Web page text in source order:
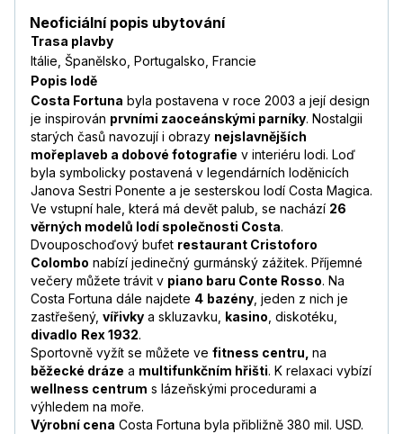
Neoficiální popis ubytování
Trasa plavby
Itálie, Španělsko, Portugalsko, Francie
Popis lodě
Costa Fortuna byla postavena v roce 2003 a její design
je inspirován prvními zaoceánskými parníky. Nostalgii
starých časů navozují i obrazy nejslavnějších
mořeplaveb a dobové fotografie v interiéru lodi. Loď
byla symbolicky postavená v legendárních loděnicích
Janova Sestri Ponente a je sesterskou lodí Costa Magica.
Ve vstupní hale, která má devět palub, se nachází 26
věrných modelů lodí společnosti Costa.
Dvouposchoďový bufet restaurant Cristoforo
Colombo nabízí jedinečný gurmánský zážitek. Příjemné
večery můžete trávit v piano baru Conte Rosso. Na
Costa Fortuna dále najdete 4 bazény , jeden z nich je
zastřešený, vířivky a skluzavku, kasino , diskotéku,
divadlo Rex 1932.
Sportovně vyžít se můžete ve fitness centru, na
běžecké dráze a multifunkčním hřišti. K relaxaci vybízí
wellness centrum s lázeňskými procedurami a
výhledem na moře.
Výrobní cena Costa Fortuna byla přibližně 380 mil. USD.